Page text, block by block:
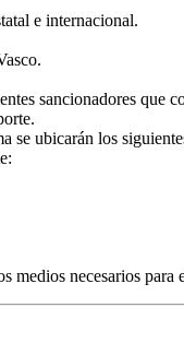
e internacional.
sancionadores que
ubicarán los
necesarios para